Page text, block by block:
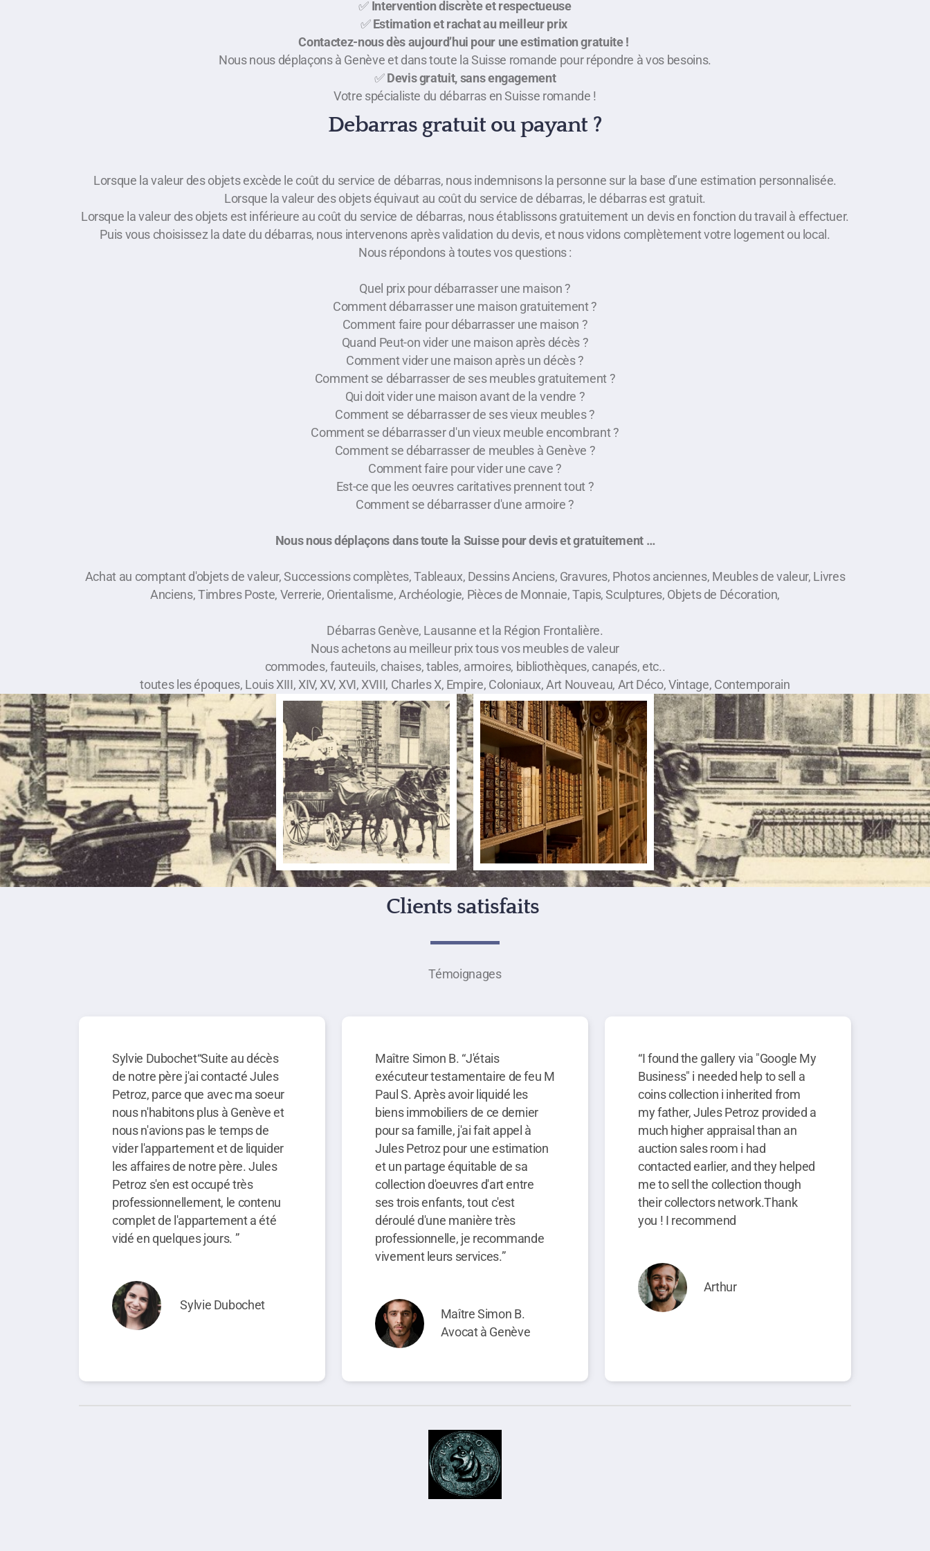
✅ Intervention discrète et respectueuse
✅ Estimation et rachat au meilleur prix
Contactez-nous dès aujourd’hui pour une estimation gratuite !
Nous nous déplaçons à Genève et dans toute la Suisse romande pour répondre à vos besoins.
✅ Devis gratuit, sans engagement
Votre spécialiste du débarras en Suisse romande !
Debarras gratuit ou payant ?
Lorsque la valeur des objets excède le coût du service de débarras, nous indemnisons la personne sur la base d’une estimation personnalisée.
Lorsque la valeur des objets équivaut au coût du service de débarras, le débarras est gratuit.
Lorsque la valeur des objets est inférieure au coût du service de débarras, nous établissons gratuitement un devis en fonction du travail à effectuer.
Puis vous choisissez la date du débarras, nous intervenons après validation du devis, et nous vidons complètement votre logement ou local.
Nous répondons à toutes vos questions :
Quel prix pour débarrasser une maison ?
Comment débarrasser une maison gratuitement ?
Comment faire pour débarrasser une maison ?
Quand Peut-on vider une maison après décès ?
Comment vider une maison après un décès ?
Comment se débarrasser de ses meubles gratuitement ?
Qui doit vider une maison avant de la vendre ?
Comment se débarrasser de ses vieux meubles ?
Comment se débarrasser d'un vieux meuble encombrant ?
Comment se débarrasser de meubles à Genève ?
Comment faire pour vider une cave ?
Est-ce que les oeuvres caritatives prennent tout ?
Comment se débarrasser d'une armoire ?
Nous nous déplaçons dans toute la Suisse pour devis et gratuitement …
Achat au comptant d'objets de valeur, Successions complètes, Tableaux, Dessins Anciens, Gravures, Photos anciennes, Meubles de valeur, Livres
Anciens, Timbres Poste, Verrerie, Orientalisme, Archéologie, Pièces de Monnaie, Tapis, Sculptures, Objets de Décoration,
Débarras Genève, Lausanne et la Région Frontalière.
Nous achetons au meilleur prix tous vos meubles de valeur
commodes, fauteuils, chaises, tables, armoires, bibliothèques, canapés, etc..
toutes les époques, Louis XIII, XIV, XV, XVI, XVIII, Charles X, Empire, Coloniaux, Art Nouveau, Art Déco, Vintage, Contemporain
Clients satisfaits
Témoignages
Sylvie Dubochet“Suite au décès
de notre père j'ai contacté Jules
Petroz, parce que avec ma soeur
nous n'habitons plus à Genève et
nous n'avions pas le temps de
vider l'appartement et de liquider
les affaires de notre père. Jules
Petroz s'en est occupé très
professionnellement, le contenu
complet de l'appartement a été
vidé en quelques jours. ”
Sylvie Dubochet
Maître Simon B. “J'étais
exécuteur testamentaire de feu M
Paul S. Après avoir liquidé les
biens immobiliers de ce dernier
pour sa famille, j'ai fait appel à
Jules Petroz pour une estimation
et un partage équitable de sa
collection d'oeuvres d'art entre
ses trois enfants, tout c'est
déroulé d'une manière très
professionnelle, je recommande
vivement leurs services.”
Maître Simon B.
Avocat à Genève
“I found the gallery via "Google My
Business" i needed help to sell a
coins collection i inherited from
my father, Jules Petroz provided a
much higher appraisal than an
auction sales room i had
contacted earlier, and they helped
me to sell the collection though
their collectors network.Thank
you ! I recommend
Arthur